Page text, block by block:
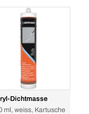
Dichtmasse
ml, weiss, Kartusche